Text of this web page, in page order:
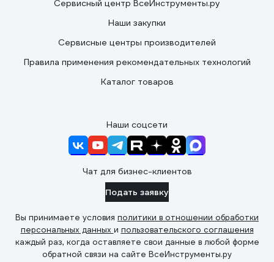
Сервисный центр ВсеИнструменты.ру
Наши закупки
Сервисные центры производителей
Правила применения рекомендательных технологий
Каталог товаров
Наши соцсети
Чат для бизнес-клиентов
Подать заявку
Вы принимаете условия политики в отношении обработки
персональных данных и пользовательского соглашения
каждый раз, когда оставляете свои данные в любой форме
обратной связи на сайте ВсеИнструменты.ру